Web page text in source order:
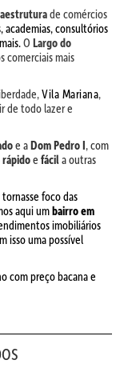
de comércios
academias, consultórios
O Largo do
comerciais mais
Vila Mariana,
de todo lazer e
e aDom Pedro I, com
rápidoe fácila outras
foco das
aqui umbairro em
imobiliários
isso uma possível
com preço bacana e